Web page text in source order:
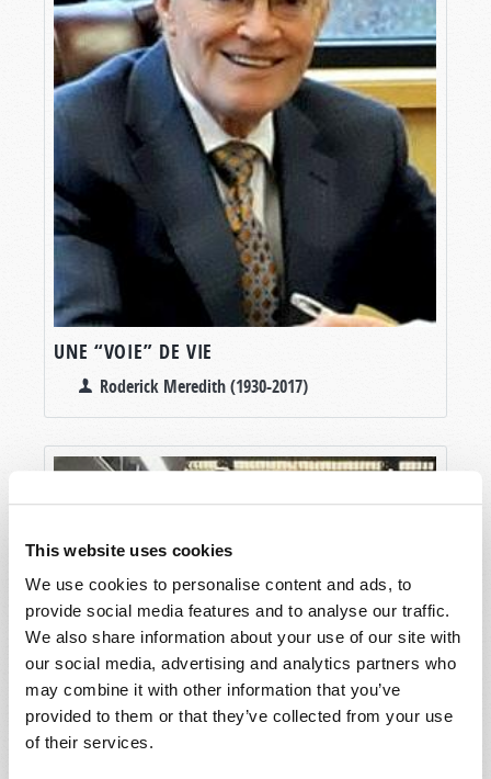
This website uses cookies
We use cookies to personalise content and ads, to
provide social media features and to analyse our traffic.
We also share information about your use of our site with
our social media, advertising and analytics partners who
may combine it with other information that you’ve
provided to them or that they’ve collected from your use
of their services.
UNE “VOIE” DE VIE
Roderick Meredith (1930-2017)